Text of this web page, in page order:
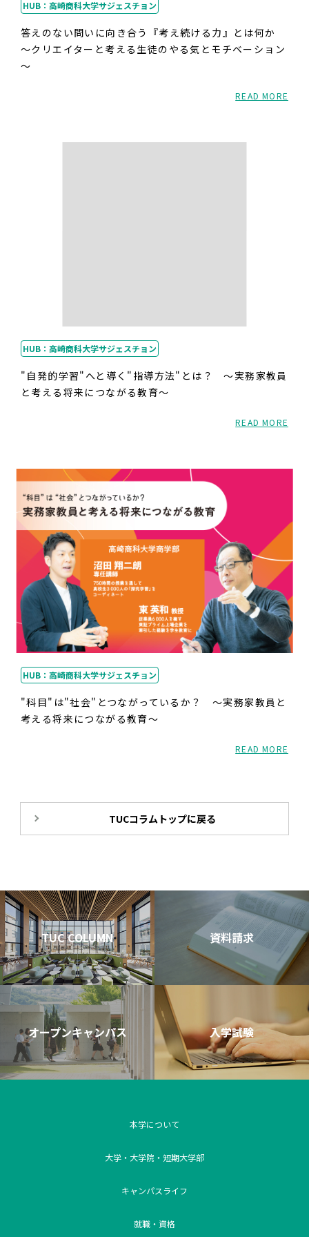
HUB：高崎商科大学サジェスチョン
答えのない問いに向き合う『考え続ける力』とは何か
～クリエイターと考える生徒のやる気とモチベーション
～
READ MORE
HUB：高崎商科大学サジェスチョン
"自発的学習"へと導く"指導方法"とは？ ～実務家教員
と考える将来につながる教育～
READ MORE
HUB：高崎商科大学サジェスチョン
"科目"は"社会"とつながっているか？ ～実務家教員と
考える将来につながる教育～
READ MORE
TUCコラムトップに戻る
TUC COLUMN 資料請求
オープンキャンパス 入学試験
本学について
大学・大学院・短期大学部
キャンパスライフ
就職・資格